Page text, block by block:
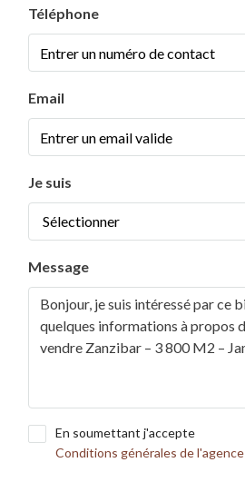
Téléphone
Email
Je suis
Sélectionner
Message
En soumettant j'accepte
Conditions générales de l'agence